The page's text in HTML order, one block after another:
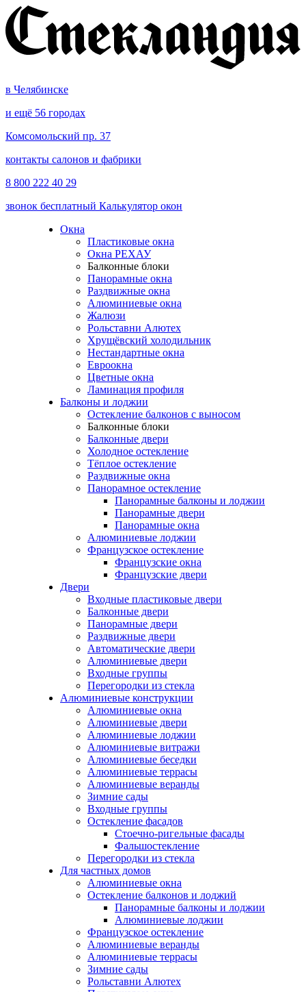
в Челябинске
и ещё 56 городах
Комсомольский пр. 37
контакты салонов и фабрики
8 800 222 40 29
звонок бесплатный Калькулятор окон
Окна
Пластиковые окна
Окна РЕХАУ
Балконные блоки
Панорамные окна
Раздвижные окна
Алюминиевые окна
Жалюзи
Рольставни Алютех
Хрущёвский холодильник
Нестандартные окна
Евроокна
Цветные окна
Ламинация профиля
Балконы и лоджии
Остекление балконов с выносом
Балконные блоки
Балконные двери
Холодное остекление
Тёплое остекление
Раздвижные окна
Панорамное остекление
Панорамные балконы и лоджии
Панорамные двери
Панорамные окна
Алюминиевые лоджии
Французское остекление
Французские окна
Французские двери
Двери
Входные пластиковые двери
Балконные двери
Панорамные двери
Раздвижные двери
Автоматические двери
Алюминиевые двери
Входные группы
Перегородки из стекла
Алюминиевые конструкции
Алюминиевые окна
Алюминиевые двери
Алюминиевые лоджии
Алюминиевые витражи
Алюминиевые беседки
Алюминиевые террасы
Алюминиевые веранды
Зимние сады
Входные группы
Остекление фасадов
Стоечно-ригельные фасады
Фальшостекление
Перегородки из стекла
Для частных домов
Алюминиевые окна
Остекление балконов и лоджий
Панорамные балконы и лоджии
Алюминиевые лоджии
Французское остекление
Алюминиевые веранды
Алюминиевые террасы
Зимние сады
Рольставни Алютех